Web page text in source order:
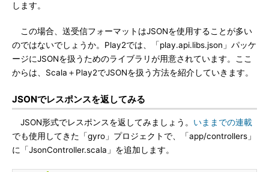
します。
この場合、送受信フォーマットはJSONを使用することが多い
のではないでしょうか。Play2では、「play.api.libs.json」パッケ
ージにJSONを扱うためのライブラリが用意されています。ここ
からは、Scala＋Play2でJSONを扱う方法を紹介していきます。
JSONでレスポンスを返してみる
JSON形式でレスポンスを返してみましょう。 いままでの連載
でも使用してきた「gyro」プロジェクトで、「app/controllers」
に「JsonController.scala」を追加します。